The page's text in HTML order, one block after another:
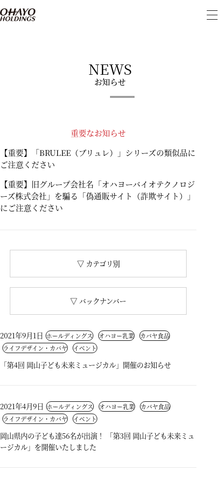
メ
NEWS
お知らせ
重要なお知らせ
【重要】「BRULEE（ブリュレ）」シリーズの類似品に
ご注意ください
【重要】旧グループ会社名「オハヨーバイオテクノロジ
ーズ株式会社」を騙る「偽通販サイト（詐欺サイト）」
にご注意ください
▽ カテゴリ別
▽ バックナンバー
2021年9月1日 ホールディングス オハヨー乳業
カバヤ食品
ライフデザイン・カバヤ
イベント
「第4回 岡山子ども未来ミュージカル」開催のお知らせ
2021年4月9日 ホールディングス オハヨー乳業
カバヤ食品
ライフデザイン・カバヤ
イベント
岡山県内の子ども達56名が出演！ 「第3回 岡山子ども未来ミュ
ージカル」を開催いたしました